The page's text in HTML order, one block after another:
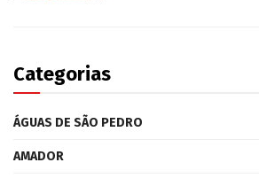
Categorias
ÁGUAS DE SÃO PEDRO
AMADOR